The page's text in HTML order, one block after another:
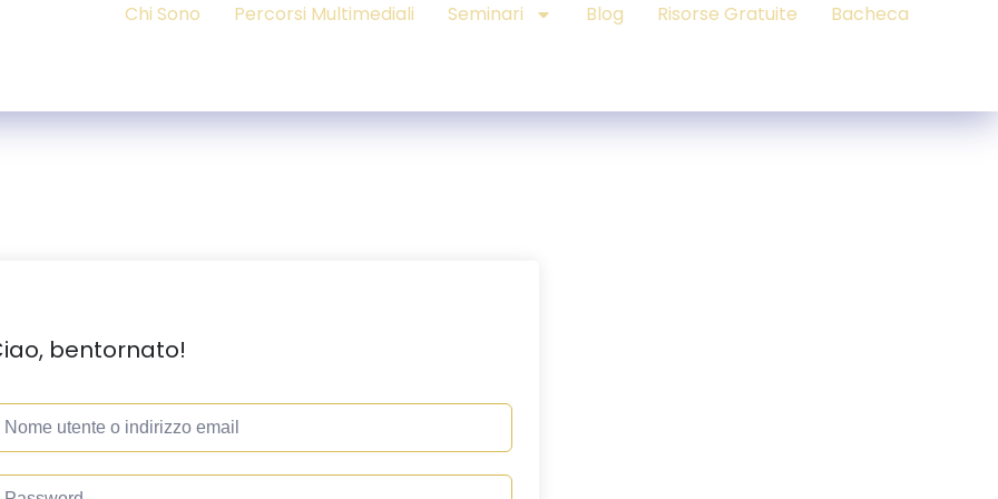
Chi Sono Percorsi Multimediali Seminari Blog Risorse Gratuite Bacheca
bentornato!